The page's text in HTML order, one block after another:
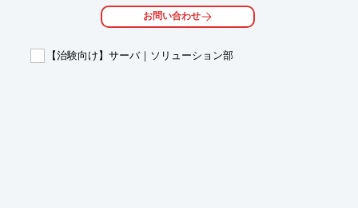
目同時解析」を実現します。
・神経関連タンパク質を含む最大5,000項目以上を同時測定
・低濃度のタンパク質も高い特異性と感度で検出
お問い合わせ
【治験向け】サーバ｜ソリューション部